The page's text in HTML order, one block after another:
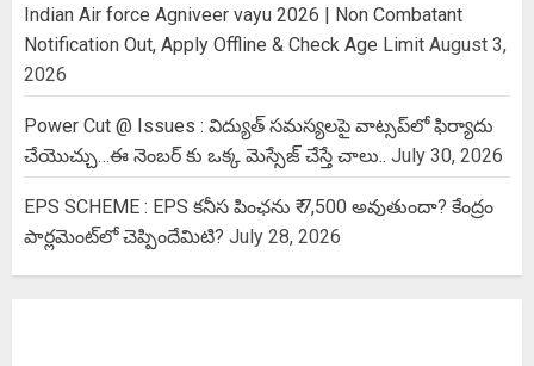
Indian Air force Agniveer vayu 2026 | Non Combatant
Notification Out, Apply Offline & Check Age Limit August 3,
2026
Power Cut @ Issues : విద్యుత్ సమస్యలపై వాట్సప్‌లో ఫిర్యాదు
చేయొచ్చు…ఈ నెంబర్ కు ఒక్క మెస్సేజ్ చేస్తే చాలు.. July 30, 2026
EPS SCHEME : EPS కనీస పింఛను ₹ 7,500 అవుతుందా? కేంద్రం
పార్లమెంట్‌లో చెప్పిందేమిటి? July 28, 2026